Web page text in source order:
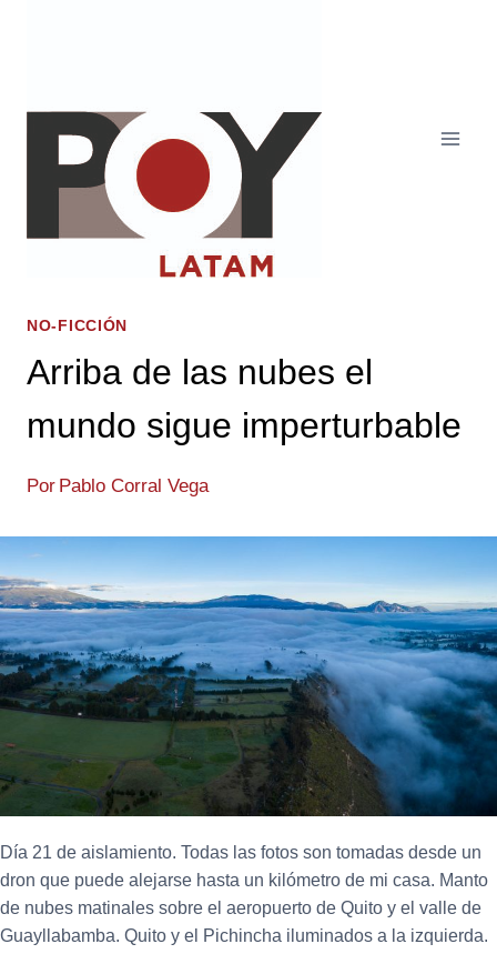
NO-FICCIÓN
Arriba de las nubes el
mundo sigue imperturbable
Por Pablo Corral Vega
Día 21 de aislamiento. Todas las fotos son tomadas desde un
dron que puede alejarse hasta un kilómetro de mi casa. Manto
de nubes matinales sobre el aeropuerto de Quito y el valle de
Guayllabamba. Quito y el Pichincha iluminados a la izquierda.